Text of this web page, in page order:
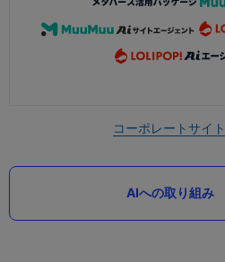
コーポレートサイト
AIへの取り組み